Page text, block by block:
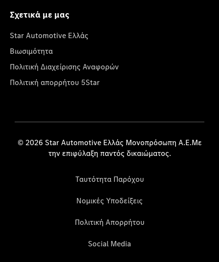
Σχετικά με μας
Star Automotive Ελλάς
Βιωσιμότητα
Πολιτική Διαχείρισης Αναφορών
Πολιτική απορρήτου 5Star
© 2026 Star Automotive Ελλάς Μονοπρόσωπη Α.Ε.Με
την επιφύλαξη παντός δικαιώματος.
Ταυτότητα Παρόχου
Νομικές Υποδείξεις
Πολιτική Απορρήτου
Social Media